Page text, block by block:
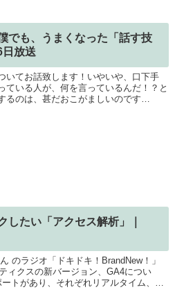
でも、うまくなった「話す技
放送
いてお話致します！いやいや、口下手
ている人が、何を言っているんだ！？と
るのは、甚だおこがましいのです
したい「アクセス解析」｜
のラジオ「ドキドキ！BrandNew！」
ィクスの新バージョン、GA4につい
トがあり、それぞれリアルタイム、ユ